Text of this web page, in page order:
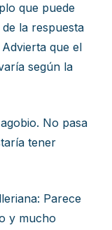
que puede
la respuesta
que el
según la
No pasa
tener
Parece
y mucho